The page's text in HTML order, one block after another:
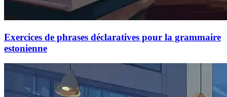
Exercices de phrases déclaratives pour la grammaire
estonienne